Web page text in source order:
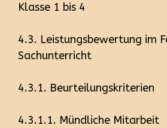
Klasse 1 bis 4
4.3. Leistungsbewertung im
Sachunterricht
4.3.1. Beurteilungskriterien
4.3.1.1. Mündliche Mitarbeit